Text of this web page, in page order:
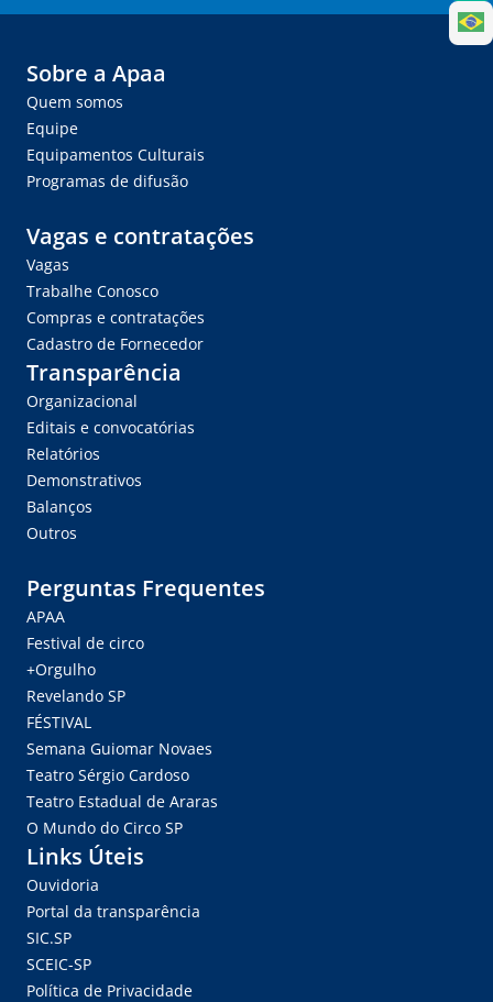
Sobre a Apaa
Quem somos
Equipe
Equipamentos Culturais
Programas de difusão
Vagas e contratações
Vagas
Trabalhe Conosco
Compras e contratações
Cadastro de Fornecedor
Transparência
Organizacional
Editais e convocatórias
Relatórios
Demonstrativos
Balanços
Outros
Perguntas Frequentes
APAA
Festival de circo
+Orgulho
Revelando SP
FÉSTIVAL
Semana Guiomar Novaes
Teatro Sérgio Cardoso
Teatro Estadual de Araras
O Mundo do Circo SP
Links Úteis
Ouvidoria
Portal da transparência
SIC.SP
SCEIC-SP
Política de Privacidade